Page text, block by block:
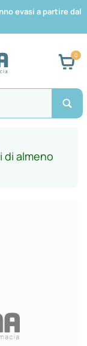
evasi a partire dal
di almeno